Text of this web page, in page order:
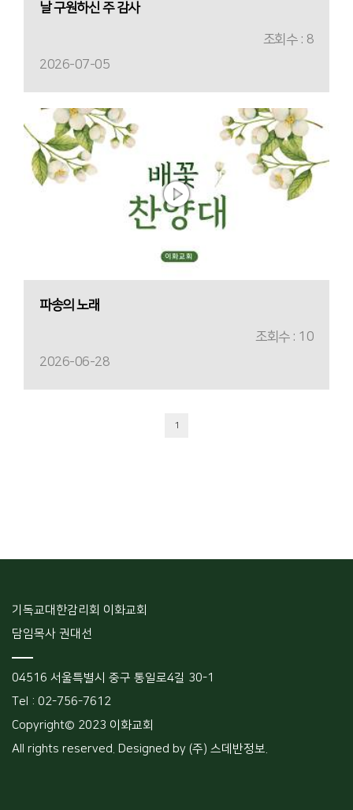
날 구원하신 주 감사
조회수 : 8
2026-07-05
파송의 노래
조회수 : 10
2026-06-28
1
기독교대한감리회 이화교회
담임목사 권대선
04516 서울특별시 중구 통일로4길 30-1
Tel : 02-756-7612
Copyright© 2023 이화교회
All rights reserved. Designed by (주) 스데반정보.